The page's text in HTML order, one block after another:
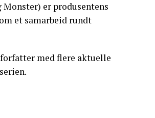
Monster) er produsentens
et samarbeid rundt
med flere aktuelle